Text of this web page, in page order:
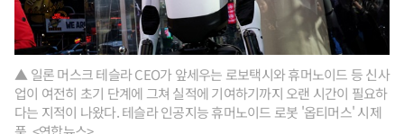
▲ 일론 머스크 테슬라 CEO가 앞세우는 로보택시와 휴머노이드 등 신사
업이 여전히 초기 단계에 그쳐 실적에 기여하기까지 오랜 시간이 필요하
다는 지적이 나왔다. 테슬라 인공지능 휴머노이드 로봇 '옵티머스' 시제